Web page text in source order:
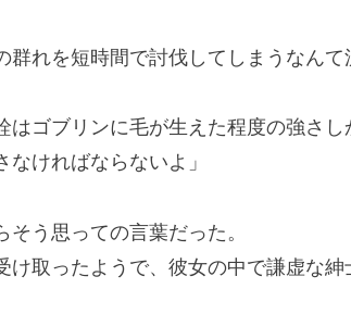
群れを短時間で討伐してしまうなん
はゴブリンに毛が生えた程度の強さ
ければならないよ」
う思っての言葉だった。
取ったようで、彼女の中で謙虚な